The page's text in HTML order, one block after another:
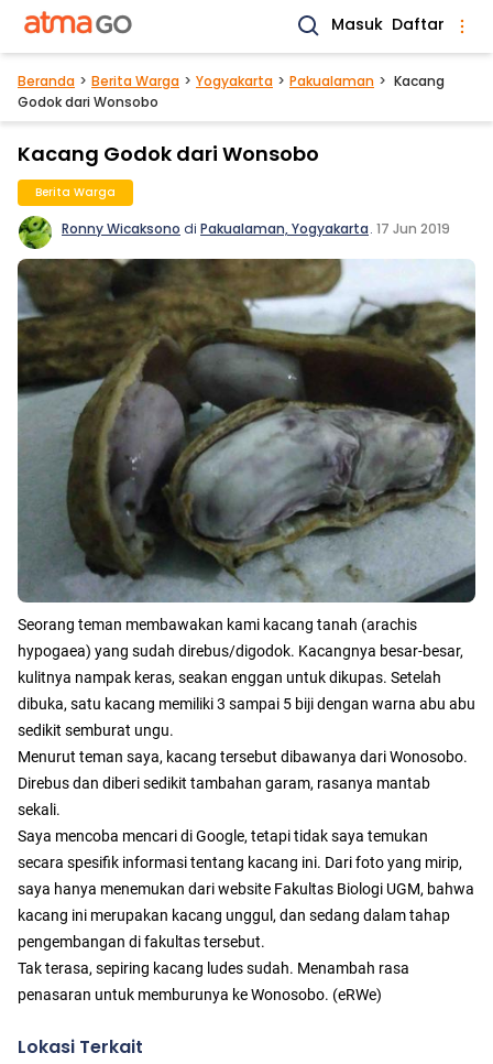
Masuk Daftar
Beranda Berita Warga Yogyakarta Pakualaman
Kacang
Godok dari Wonsobo
Kacang Godok dari Wonsobo
Berita Warga
Ronny Wicaksono di Pakualaman, Yogyakarta. 17 Jun 2019
Seorang teman membawakan kami kacang tanah (arachis
hypogaea) yang sudah direbus/digodok. Kacangnya besar-besar,
kulitnya nampak keras, seakan enggan untuk dikupas. Setelah
dibuka, satu kacang memiliki 3 sampai 5 biji dengan warna abu abu
sedikit semburat ungu.
Menurut teman saya, kacang tersebut dibawanya dari Wonosobo.
Direbus dan diberi sedikit tambahan garam, rasanya mantab
sekali.
Saya mencoba mencari di Google, tetapi tidak saya temukan
secara spesifik informasi tentang kacang ini. Dari foto yang mirip,
saya hanya menemukan dari website Fakultas Biologi UGM, bahwa
kacang ini merupakan kacang unggul, dan sedang dalam tahap
pengembangan di fakultas tersebut.
Tak terasa, sepiring kacang ludes sudah. Menambah rasa
penasaran untuk memburunya ke Wonosobo. (eRWe)
Lokasi Terkait